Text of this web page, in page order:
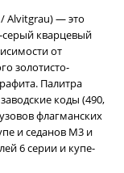
Alvitgrau) — это
кварцевый
от
золотисто-
Палитра
коды (490,
флагманских
и седанов M3 и
6 серии и купе-